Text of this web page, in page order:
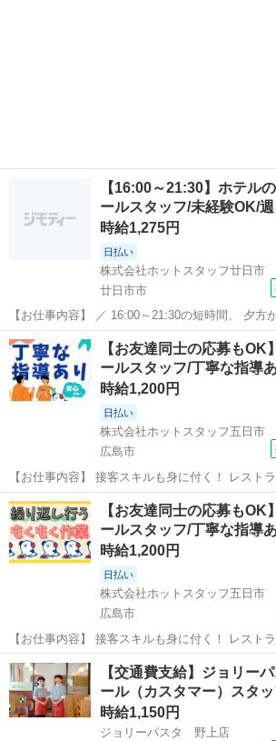
【16:00～21:30】ホテル
ールスタッフ/未経験OK/
時給1,275円
日払い
株式会社ホットスタッフ廿日市
廿日市市
【お仕事内容】 ／ 16:00～21:30の短時間、 夕方
です！ ＼ 週3日から勤務OKなので Wワークを考えている方や 講義終
わりに働きたい大学生さんにも◎ 接客経験がなくても大丈夫♪ 1週間の
O...
広島 廿日市市 ファミレス
【お友達同士の応募もOK
ールスタッフ/丁寧な指導
時給1,200円
日払い
株式会社ホットスタッフ五日市
広島市
【お仕事内容】 接客スキルも身に付く！ レスト
☆ ＼ うれしいポイント ／ ■4時間だけの短時間 ■勤務時間が選べる
┗ご自身の都合に合わせられるから 子供さん
終わりになど ...
広島 広島市 ファミレス
【お友達同士の応募もOK
ールスタッフ/丁寧な指導
時給1,200円
日払い
株式会社ホットスタッフ五日市
広島市
【お仕事内容】 接客スキルも身に付く！ レスト
☆ ＼ うれしいポイント ／ ■4時間だけの短時間 ■勤務時間が選べる
┗ご自身の都合に合わせられるから 子供さん
終わりになど ...
広島 広島市 ファミレス
【交通費支給】ジョリー
ール（カスタマー）スタッ
時給1,150円
ジョリーパスタ 野上店